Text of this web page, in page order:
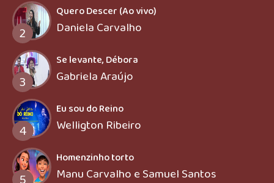
2
Quero Descer (Ao vivo)
Daniela Carvalho
3
Se levante, Débora
Gabriela Araújo
4
Eu sou do Reino
Welligton Ribeiro
Homenzinho torto
Manu Carvalho e Samuel Santos